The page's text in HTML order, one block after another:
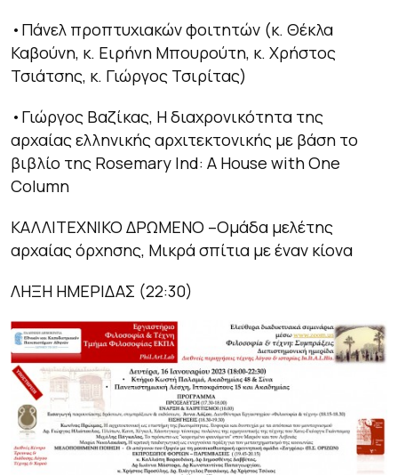
•Πάνελ προπτυχιακών φοιτητών (κ. Θέκλα
Καβούνη, κ. Ειρήνη Μπουρούτη, κ. Χρήστος
Τσιάτσης, κ. Γιώργος Τσιρίτας)
•Γιώργος Βαζίκας, Η διαχρονικότητα της
αρχαίας ελληνικής αρχιτεκτονικής με βάση το
βιβλίο της Rosemary Ind: A House with One
Column
ΚΑΛΛΙΤΕΧΝΙΚΟ ΔΡΩΜΕΝΟ –Ομάδα μελέτης
αρχαίας όρχησης, Mικρά σπίτια με έναν κίονα
ΛΗΞΗ ΗΜΕΡΙΔΑΣ (22:30)